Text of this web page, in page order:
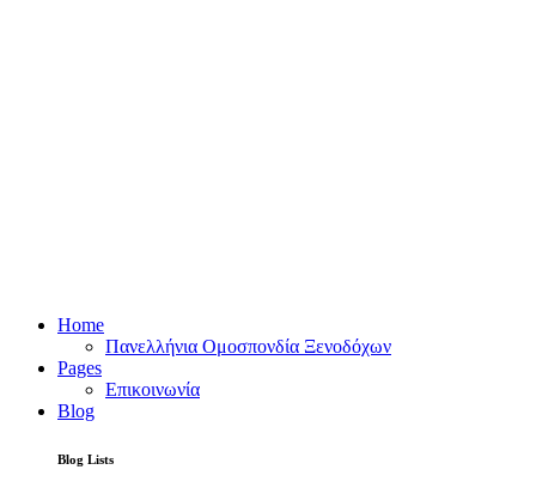
Home
Πανελλήνια Ομοσπονδία Ξενοδόχων
Pages
Επικοινωνία
Blog
Blog Lists